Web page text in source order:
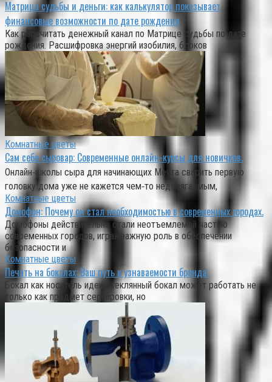
Матрица судьбы и деньги: как калькулятор показывает
финансовые возможности по дате рождения
Как рассчитать денежный канал по Матрице судьбы по дате
рождения. Расшифровка энергий изобилия, блоков
Комнатные цветы
Сам себе сыровар: Современные онлайн-курсы для новичков.
Онлайн‑школы сыра для начинающих Мечта сварить первую
головку дома уже не кажется чем‑то недосягаемым,
Комнатные цветы
Домофон: Почему он стал необходимостью в современных городах.
Домофоны действительно стали неотъемлемой частью
современных городов, играя важную роль в обеспечении
безопасности и
Комнатные цветы
Печать на бокалах: Ваш путь к узнаваемости бренда.
Бокал как носитель идеи Стеклянный бокал может работать не
только как предмет сервировки, но